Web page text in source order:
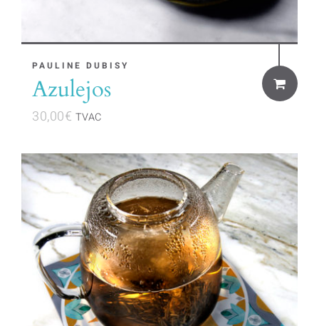
PAULINE DUBISY
Azulejos
30,00€ TVAC